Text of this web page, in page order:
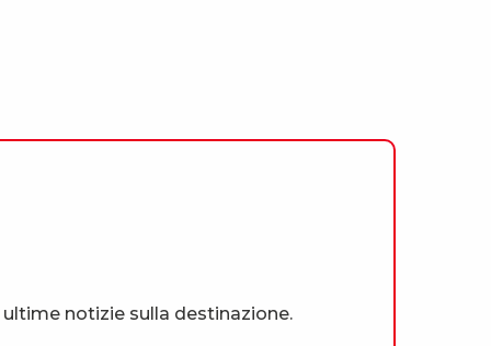
notizie sulla destinazione.